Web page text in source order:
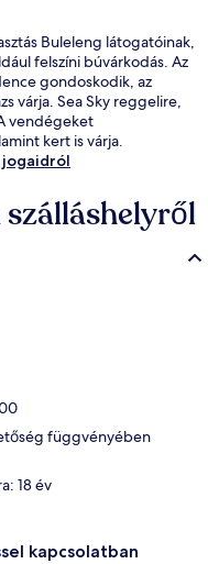
Buleleng látogatóinak,
felszíni búvárkodás. Az
gondoskodik, az
várja. Sea Sky reggelire,
vendégeket
kert is várja.
jogaidról
függvényében
18 év
kapcsolatban